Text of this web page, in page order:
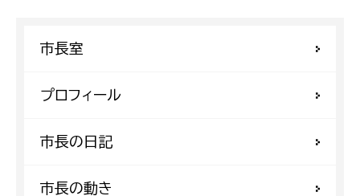
市長室
プロフィール
市長の日記
市長の動き